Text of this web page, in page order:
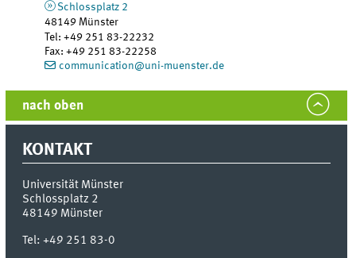
Schlossplatz 2
48149 Münster
Tel:+49 251 83-22232
Fax:+49 251 83-22258
communication@uni-muenster.de
nach oben
KONTAKT
Universität Münster
Schlossplatz 2
48149 Münster
Tel:+49 251 83-0